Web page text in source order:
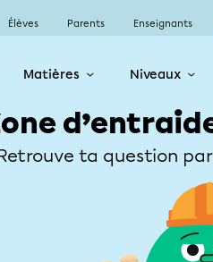
Élèves Parents Enseignants
Matières Niveaux
ta question